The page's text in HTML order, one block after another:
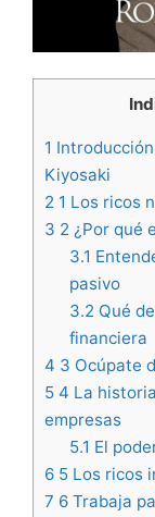
1
Kiyosaki
2 1 Los ricos
3 2 ¿Por qué
3.1
pasivo
3.2 Qué
financiera
4 3 Ocúpate
5 4 La
empresas
5.1 El
6 5 Los ricos
7 6 Trabaja